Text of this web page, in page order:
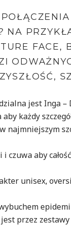
NA
FACE,
jest Inga
każdy
najmniejszym
aby
unisex,
przez